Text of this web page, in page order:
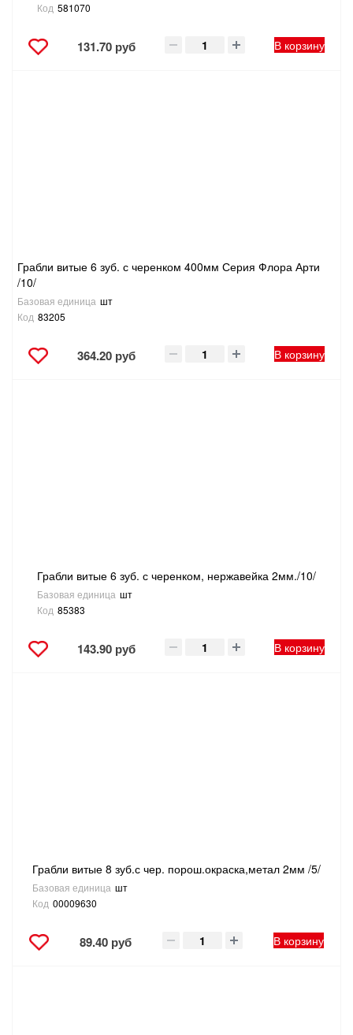
Код 581070
131.70 руб В корзину
Грабли витые 6 зуб. с черенком 400мм Серия Флора Арти
/10/
Базовая единица шт
Код 83205
364.20 руб В корзину
Грабли витые 6 зуб. с черенком, нержавейка 2мм./10/
Базовая единица шт
Код 85383
143.90 руб В корзину
Грабли витые 8 зуб.с чер. порош.окраска,метал 2мм /5/
Базовая единица шт
Код 00009630
89.40 руб В корзину